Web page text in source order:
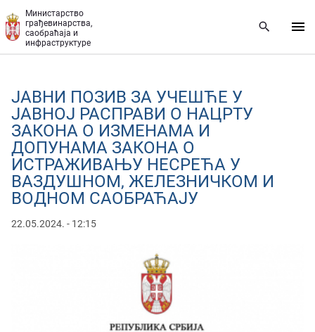
Министарство
грађевинарства,
саобраћаја и
инфраструктуре
ЈАВНИ ПОЗИВ ЗА УЧЕШЋЕ У
ЈАВНОЈ РАСПРАВИ О НАЦРТУ
ЗАКОНА О ИЗМЕНАМА И
ДОПУНАМА ЗАКОНА О
ИСТРАЖИВАЊУ НЕСРЕЋА У
ВАЗДУШНОМ, ЖЕЛЕЗНИЧКОМ И
ВОДНОМ САОБРАЋАЈУ
22.05.2024. - 12:15